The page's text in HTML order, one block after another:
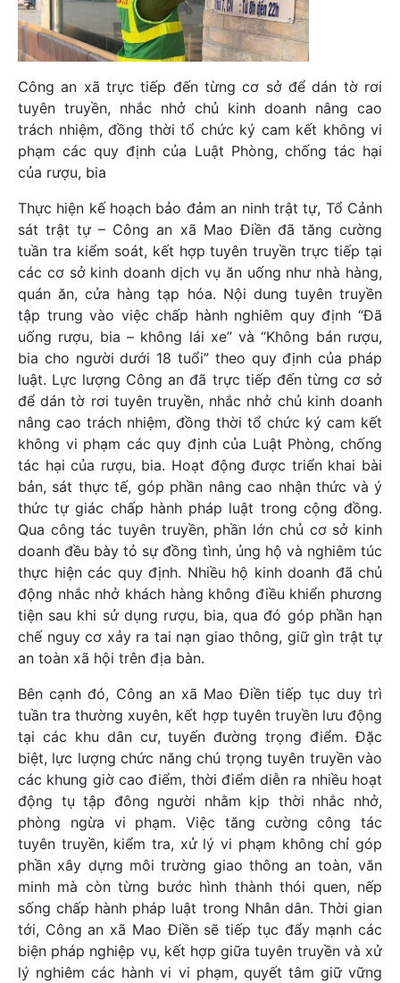
Công an xã trực tiếp đến từng cơ sở để dán tờ rơi
tuyên truyền, nhắc nhở chủ kinh doanh nâng cao
trách nhiệm, đồng thời tổ chức ký cam kết không vi
phạm các quy định của Luật Phòng, chống tác hại
của rượu, bia
Thực hiện kế hoạch bảo đảm an ninh trật tự, Tổ Cảnh
sát trật tự – Công an xã Mao Điền đã tăng cường
tuần tra kiểm soát, kết hợp tuyên truyền trực tiếp tại
các cơ sở kinh doanh dịch vụ ăn uống như nhà hàng,
quán ăn, cửa hàng tạp hóa. Nội dung tuyên truyền
tập trung vào việc chấp hành nghiêm quy định “Đã
uống rượu, bia – không lái xe” và “Không bán rượu,
bia cho người dưới 18 tuổi” theo quy định của pháp
luật. Lực lượng Công an đã trực tiếp đến từng cơ sở
để dán tờ rơi tuyên truyền, nhắc nhở chủ kinh doanh
nâng cao trách nhiệm, đồng thời tổ chức ký cam kết
không vi phạm các quy định của Luật Phòng, chống
tác hại của rượu, bia. Hoạt động được triển khai bài
bản, sát thực tế, góp phần nâng cao nhận thức và ý
thức tự giác chấp hành pháp luật trong cộng đồng.
Qua công tác tuyên truyền, phần lớn chủ cơ sở kinh
doanh đều bày tỏ sự đồng tình, ủng hộ và nghiêm túc
thực hiện các quy định. Nhiều hộ kinh doanh đã chủ
động nhắc nhở khách hàng không điều khiển phương
tiện sau khi sử dụng rượu, bia, qua đó góp phần hạn
chế nguy cơ xảy ra tai nạn giao thông, giữ gìn trật tự
an toàn xã hội trên địa bàn.
Bên cạnh đó, Công an xã Mao Điền tiếp tục duy trì
tuần tra thường xuyên, kết hợp tuyên truyền lưu động
tại các khu dân cư, tuyến đường trọng điểm. Đặc
biệt, lực lượng chức năng chú trọng tuyên truyền vào
các khung giờ cao điểm, thời điểm diễn ra nhiều hoạt
động tụ tập đông người nhằm kịp thời nhắc nhở,
phòng ngừa vi phạm. Việc tăng cường công tác
tuyên truyền, kiểm tra, xử lý vi phạm không chỉ góp
phần xây dựng môi trường giao thông an toàn, văn
minh mà còn từng bước hình thành thói quen, nếp
sống chấp hành pháp luật trong Nhân dân. Thời gian
tới, Công an xã Mao Điền sẽ tiếp tục đẩy mạnh các
biện pháp nghiệp vụ, kết hợp giữa tuyên truyền và xử
lý nghiêm các hành vi vi phạm, quyết tâm giữ vững